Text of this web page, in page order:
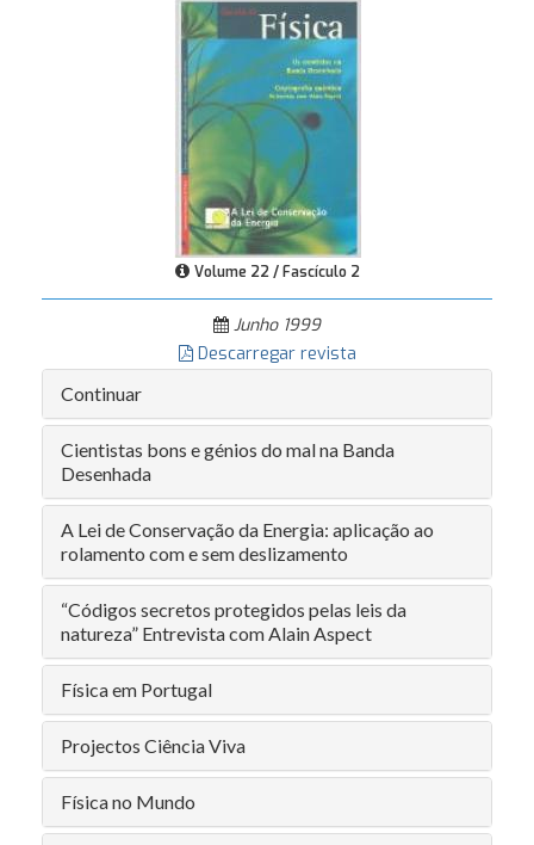
Volume 22 / Fascículo 2
Junho 1999
Descarregar revista
Continuar
Cientistas bons e génios do mal na Banda
Desenhada
A Lei de Conservação da Energia: aplicação ao
rolamento com e sem deslizamento
“Códigos secretos protegidos pelas leis da
natureza” Entrevista com Alain Aspect
Física em Portugal
Projectos Ciência Viva
Física no Mundo